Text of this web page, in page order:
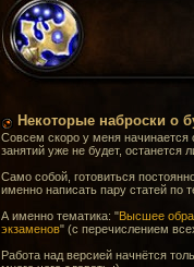
Некоторые наброски о
Совсем скоро у меня начинается
занятий уже не будет, останется
Само собой, готовиться
именно написать пару статей по
А именно тематика: "Высшее
экзаменов" (с перечислением
Работа над версией начнётся